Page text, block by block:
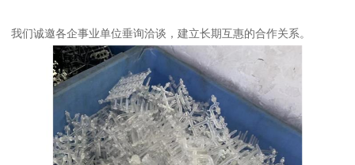
我们诚邀各企事业单位垂询洽谈，建立长期互惠的合作关系。